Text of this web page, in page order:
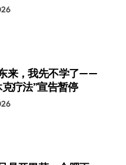
来，我先不学了——
疗法”宣告暂停